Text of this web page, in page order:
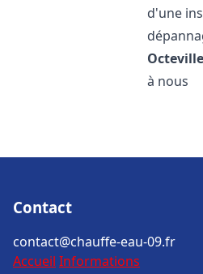
d'une
à nous
Contact
contact@chauffe-eau-09.fr
Accueil Informations